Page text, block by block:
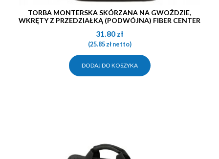
TORBA MONTERSKA SKÓRZANA NA GWOŹDZIE,
WKRĘTY Z PRZEDZIAŁKĄ (PODWÓJNA) FIBER CENTER
31.80 zł
(25.85złnetto)
DODAJ DO KOSZYKA